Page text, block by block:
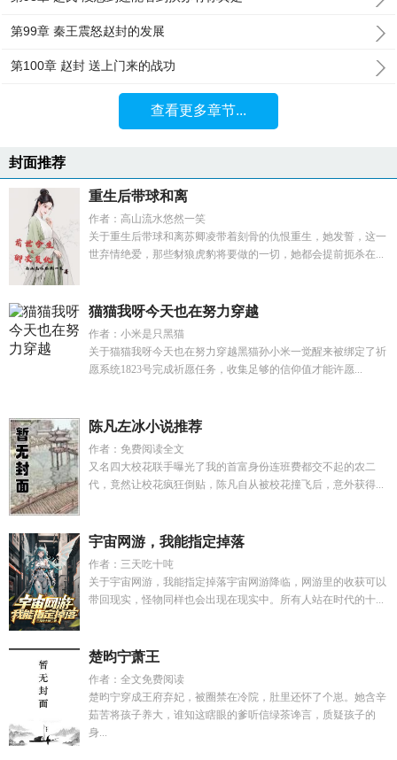
第99章 秦王震怒赵封的发展
第100章 赵封 送上门来的战功
查看更多章节...
封面推荐
重生后带球和离
作者：高山流水悠然一笑
关于重生后带球和离苏卿凌带着刻骨的仇恨重生，她发誓，这一
世弃情绝爱，那些豺狼虎豹将要做的一切，她都会提前扼杀在...
猫猫我呀今天也在努力穿越
作者：小米是只黑猫
关于猫猫我呀今天也在努力穿越黑猫孙小米一觉醒来被绑定了祈
愿系统1823号完成祈愿任务，收集足够的信仰值才能许愿...
陈凡左冰小说推荐
作者：免费阅读全文
又名四大校花联手曝光了我的首富身份连班费都交不起的农二
代，竟然让校花疯狂倒贴，陈凡自从被校花撞飞后，意外获得...
宇宙网游，我能指定掉落
作者：三天吃十吨
关于宇宙网游，我能指定掉落宇宙网游降临，网游里的收获可以
带回现实，怪物同样也会出现在现实中。所有人站在时代的十...
楚昀宁萧王
作者：全文免费阅读
楚昀宁穿成王府弃妃，被圈禁在冷院，肚里还怀了个崽。她含辛
茹苦将孩子养大，谁知这瞎眼的爹听信绿茶谗言，质疑孩子的
身...